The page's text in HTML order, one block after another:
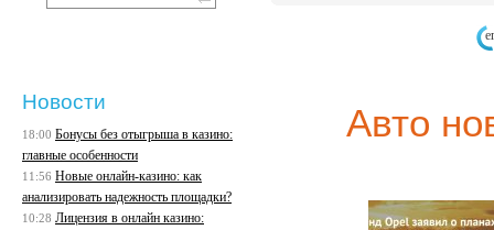
Авто
Новости
18:00 Бонусы без отыгрыша в казино:
главные особенности
11:56 Новые онлайн-казино: как
анализировать надежность площадки?
10:28 Лицензия в онлайн казино: